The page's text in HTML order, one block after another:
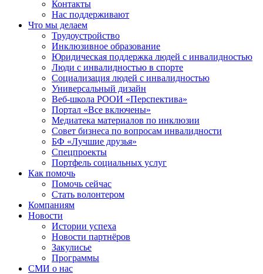
Контакты
Нас поддерживают
Что мы делаем
Трудоустройство
Инклюзивное образование
Юридическая поддержка людей с инвалидностью
Люди с инвалидностью в спорте
Социализация людей с инвалидностью
Универсальный дизайн
Веб-школа РООИ «Перспектива»
Портал «Все включены»
Медиатека материалов по инклюзии
Совет бизнеса по вопросам инвалидности
БФ «Лучшие друзья»
Спецпроекты
Портфель социальных услуг
Как помочь
Помочь сейчас
Стать волонтером
Компаниям
Новости
Истории успеха
Новости партнёров
Закулисье
Программы
СМИ о нас